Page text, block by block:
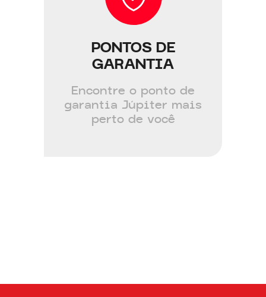
PONTOS DE
GARANTIA
Encontre o ponto de
garantia Júpiter mais
perto de você